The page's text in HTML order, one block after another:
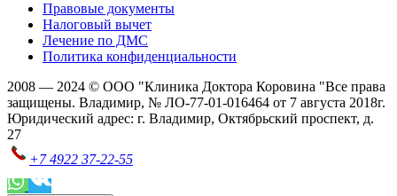
Правовые документы
Налоговый вычет
Лечение по ДМС
Политика конфиденциальности
2008 — 2024 © ООО "Клиника Доктора Коровина "Все права
защищены. Владимир, № ЛО-77-01-016464 от 7 августа 2018г.
Юридический адрес: г. Владимир, Октябрьский проспект, д.
27
+7 4922 37-22-55